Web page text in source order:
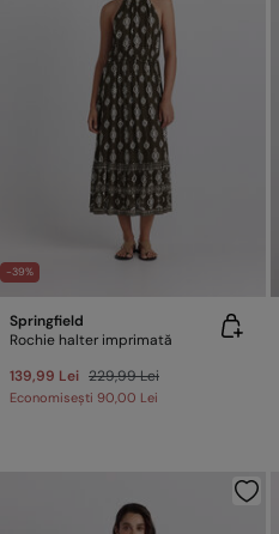
-39%
Springfield
Rochie halter imprimată
139,99 Lei 229,99 Lei
Economisești 90,00 Lei